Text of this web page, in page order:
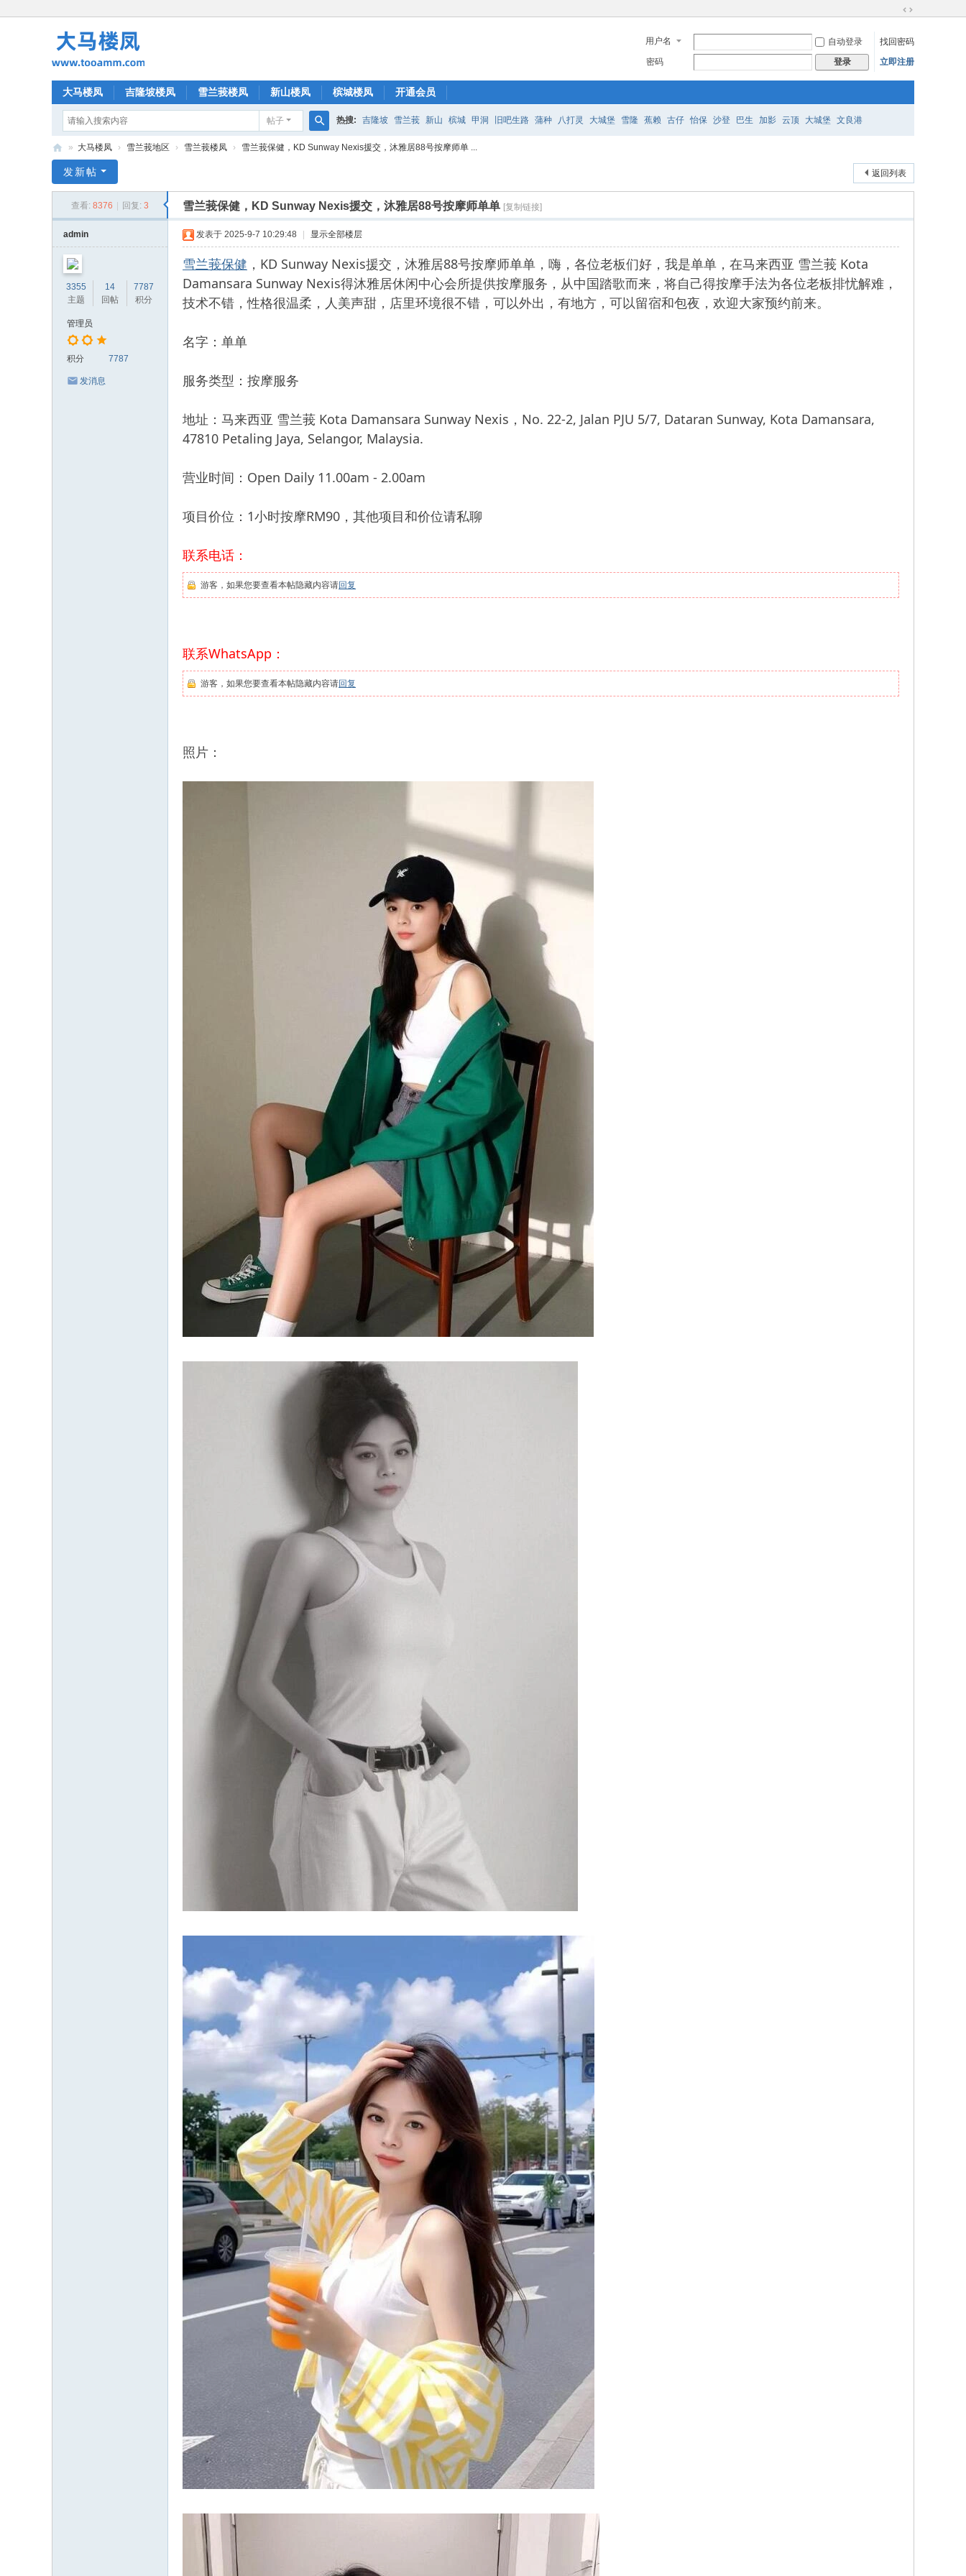
换
到
宽
用户名 自动登录
找回密码
密码
登录 立即注册
大马楼凤 吉隆坡楼凤 雪兰莪楼凤 新山楼凤 槟城楼凤 开通会员
帖子 热搜: 吉隆坡 雪兰莪 新山 槟城 甲洞 旧吧生路 蒲种 八打灵 大城堡 雪隆 蕉赖 古仔 怡保 沙登 巴生 加影 云顶 大城堡 文良港
马
» 大马楼凤 › 雪兰莪地区 › 雪兰莪楼凤 › 雪兰莪保健，KD Sunway Nexis援交，沐雅居88号按摩师单 ...
返回列表
发新帖
查看: 8376 回复: 3 雪兰莪保健，KD Sunway Nexis援交，沐雅居88号按摩师单单 [复制链接]
admin
3355
主题
14
回帖
7787
积分
管理员
积分 7787
发消息
发表于 2025-9-7 10:29:48 显示全部楼层
雪兰莪保健 ，KD Sunway Nexis援交，沐雅居88号按摩师单单，嗨，各位老板们好，我是单单，在马来西亚 雪兰莪 Kota
Damansara Sunway Nexis得沐雅居休闲中心会所提供按摩服务，从中国踏歌而来，将自己得按摩手法为各位老板排忧解难，
技术不错，性格很温柔，人美声甜，店里环境很不错，可以外出，有地方，可以留宿和包夜，欢迎大家预约前来。
名字：单单
服务类型：按摩服务
地址：马来西亚 雪兰莪 Kota Damansara Sunway Nexis，No. 22-2, Jalan PJU 5/7, Dataran Sunway, Kota Damansara,
47810 Petaling Jaya, Selangor, Malaysia.
营业时间：Open Daily 11.00am - 2.00am
项目价位：1小时按摩RM90，其他项目和价位请私聊
联系电话：
游客，如果您要查看本帖隐藏内容请回复
联系WhatsApp：
游客，如果您要查看本帖隐藏内容请回复
照片：